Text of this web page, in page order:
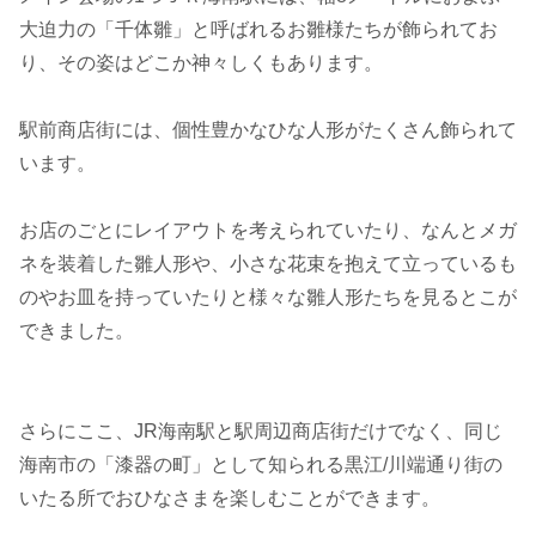
大迫力の「千体雛」と呼ばれるお雛様たちが飾られてお
り、その姿はどこか神々しくもあります。
駅前商店街には、個性豊かなひな人形がたくさん飾られて
います。
お店のごとにレイアウトを考えられていたり、なんとメガ
ネを装着した雛人形や、小さな花束を抱えて立っているも
のやお皿を持っていたりと様々な雛人形たちを見るとこが
できました。
さらにここ、JR海南駅と駅周辺商店街だけでなく、同じ
海南市の「漆器の町」として知られる黒江/川端通り街の
いたる所でおひなさまを楽しむことができます。